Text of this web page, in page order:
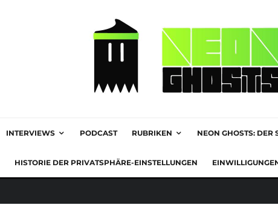
INTERVIEWS PODCAST RUBRIKEN NEON GHOSTS: DER
HISTORIE DER PRIVATSPHÄRE-EINSTELLUNGEN